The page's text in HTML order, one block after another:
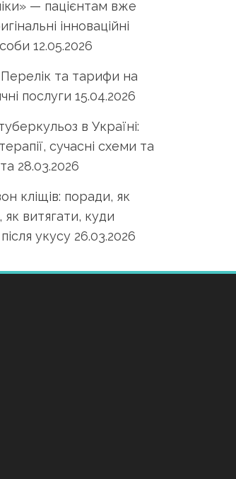
— пацієнтам вже
інноваційні
12.05.2026
та тарифи на
послуги 15.04.2026
в Україні:
сучасні схеми та
28.03.2026
кліщів: поради, як
як витягати, куди
укусу 26.03.2026